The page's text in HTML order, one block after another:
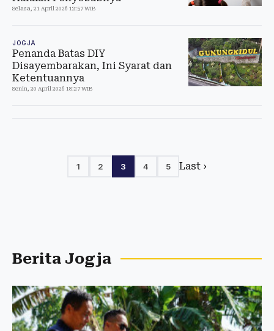
Selasa, 21 April 2026 12:57 WIB
JOGJA
Penanda Batas DIY
Disayembarakan, Ini Syarat dan
Ketentuannya
Senin, 20 April 2026 18:27 WIB
1 2 3 4 5 Last ›
Berita Jogja